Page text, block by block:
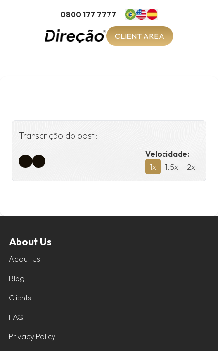
0800 177 7777
CLIENT AREA
Transcrição do post:
Velocidade:
1x 1.5x 2x
About Us
About Us
Blog
Clients
FAQ
Privacy Policy